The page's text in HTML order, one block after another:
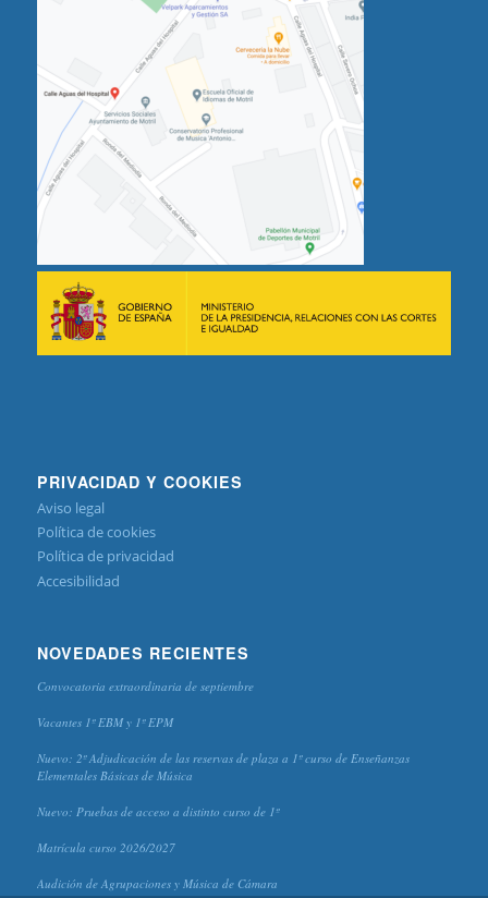
PRIVACIDAD Y COOKIES
Aviso legal
Política de cookies
Política de privacidad
Accesibilidad
NOVEDADES RECIENTES
Convocatoria extraordinaria de septiembre
Vacantes 1º EBM y 1º EPM
Nuevo: 2º Adjudicación de las reservas de plaza a 1º curso de Enseñanzas
Elementales Básicas de Música
Nuevo: Pruebas de acceso a distinto curso de 1º
Matrícula curso 2026/2027
Audición de Agrupaciones y Música de Cámara